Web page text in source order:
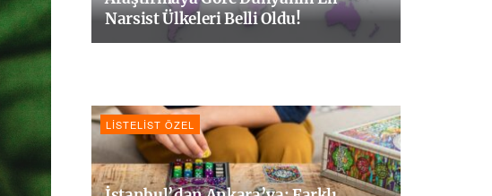
Narsist Ülkeleri Belli Oldu!
LISTELIST ÖZEL